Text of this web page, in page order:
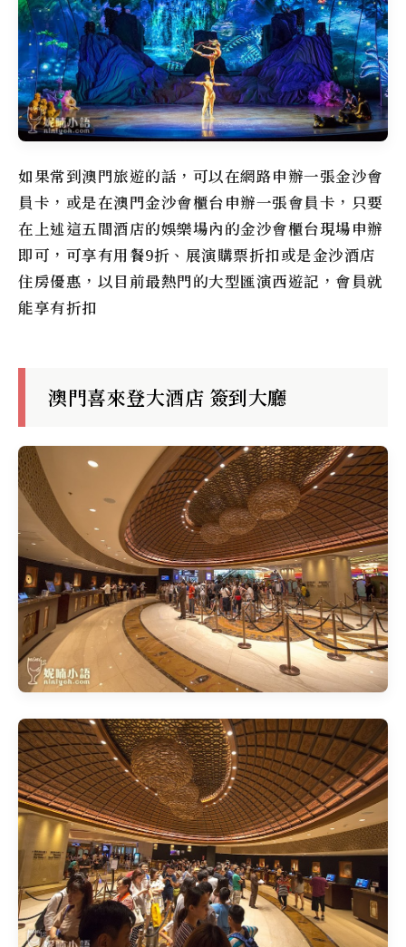
如果常到澳門旅遊的話，可以在網路申辦一張金沙會
員卡，或是在澳門金沙會櫃台申辦一張會員卡，只要
在上述這五間酒店的娛樂場內的金沙會櫃台現場申辦
即可，可享有用餐9折、展演購票折扣或是金沙酒店
住房優惠，以目前最熱門的大型匯演西遊記，會員就
能享有折扣
澳門喜來登大酒店 簽到大廳